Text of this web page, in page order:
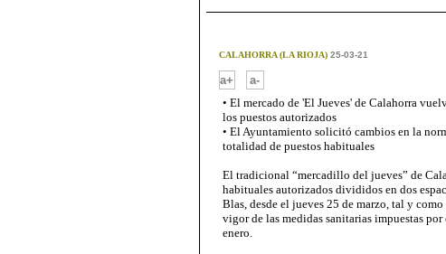
CALAHORRA (LA RIOJA)25-03-21
a+
a-
• El mercado de 'El Jueves' de Calahorra
los puestos autorizados
• El Ayuntamiento solicitó cambios en la
totalidad de puestos habituales
El tradicional “mercadillo del jueves” de
habituales autorizados divididos en dos
Blas, desde el jueves 25 de marzo, tal y
vigor de las medidas sanitarias impuestas
enero.